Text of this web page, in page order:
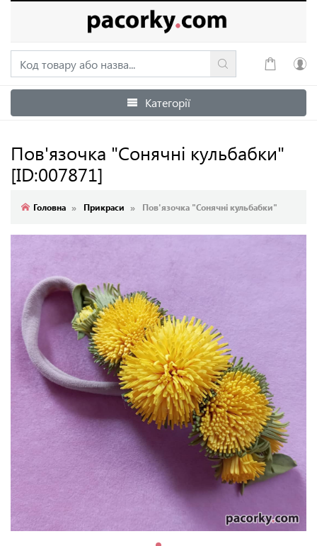
Увійти
Категорії
Пов'язочка "Сонячні кульбабки"
[ID:007871]
Головна Прикраси Пов'язочка "Сонячні кульбабки"